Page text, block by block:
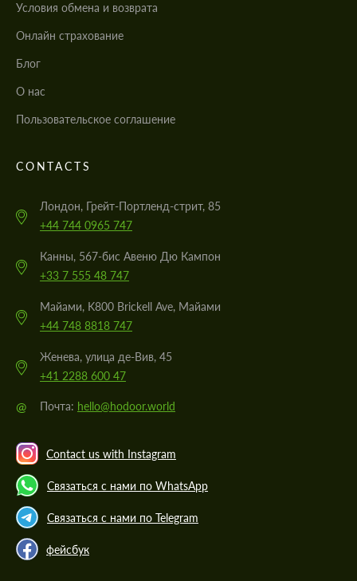
Условия обмена и возврата
Онлайн страхование
Блог
О нас
Пользовательское соглашение
CONTACTS
Лондон, Грейт-Портленд-стрит, 85
+44 744 0965 747
Канны, 567-бис Авеню Дю Кампон
+33 7 555 48 747
Майами, K800 Brickell Ave, Майами
+44 748 8818 747
Женева, улица де-Вив, 45
+41 2288 600 47
@ Почта: hello@hodoor.world
Contact us with Instagram
Связаться с нами по WhatsApp
Связаться с нами по Telegram
фейсбук